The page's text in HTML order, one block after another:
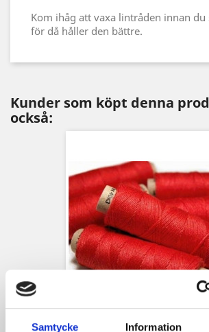
Samtycke Information
Kom ihåg att vaxa lintråden innan du
för då håller den bättre.
Kunder som köpt denna
också: